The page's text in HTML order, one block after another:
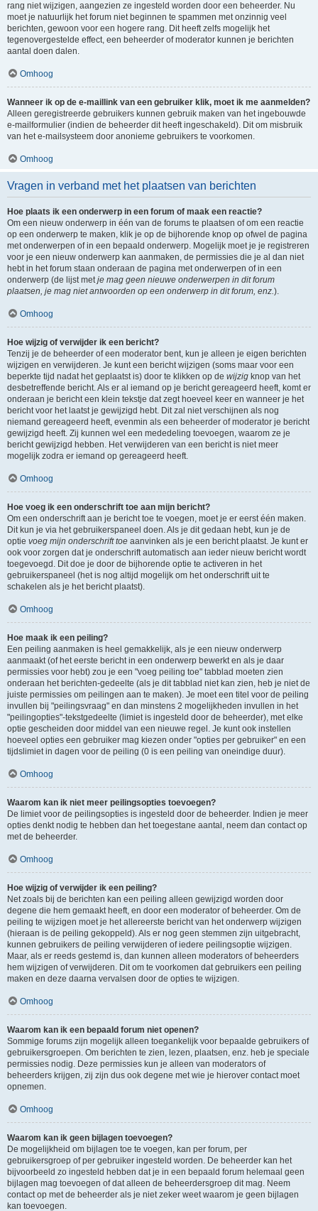
rang niet wijzigen, aangezien ze ingesteld worden door een beheerder. Nu
moet je natuurlijk het forum niet beginnen te spammen met onzinnig veel
berichten, gewoon voor een hogere rang. Dit heeft zelfs mogelijk het
tegenovergestelde effect, een beheerder of moderator kunnen je berichten
aantal doen dalen.
Omhoog
Wanneer ik op de e-maillink van een gebruiker klik, moet ik me aanmelden?
Alleen geregistreerde gebruikers kunnen gebruik maken van het ingebouwde
e-mailformulier (indien de beheerder dit heeft ingeschakeld). Dit om misbruik
van het e-mailsysteem door anonieme gebruikers te voorkomen.
Omhoog
Vragen in verband met het plaatsen van berichten
Hoe plaats ik een onderwerp in een forum of maak een reactie?
Om een nieuw onderwerp in één van de forums te plaatsen of om een reactie
op een onderwerp te maken, klik je op de bijhorende knop op ofwel de pagina
met onderwerpen of in een bepaald onderwerp. Mogelijk moet je je registreren
voor je een nieuw onderwerp kan aanmaken, de permissies die je al dan niet
hebt in het forum staan onderaan de pagina met onderwerpen of in een
onderwerp (de lijst metje mag geen nieuwe onderwerpen in dit forum
plaatsen, je mag niet antwoorden op een onderwerp in dit forum, enz.).
Omhoog
Hoe wijzig of verwijder ik een bericht?
Tenzij je de beheerder of een moderator bent, kun je alleen je eigen berichten
wijzigen en verwijderen. Je kunt een bericht wijzigen (soms maar voor een
beperkte tijd nadat het geplaatst is) door te klikken op de wijzig knop van het
desbetreffende bericht. Als er al iemand op je bericht gereageerd heeft, komt er
onderaan je bericht een klein tekstje dat zegt hoeveel keer en wanneer je het
bericht voor het laatst je gewijzigd hebt. Dit zal niet verschijnen als nog
niemand gereageerd heeft, evenmin als een beheerder of moderator je bericht
gewijzigd heeft. Zij kunnen wel een mededeling toevoegen, waarom ze je
bericht gewijzigd hebben. Het verwijderen van een bericht is niet meer
mogelijk zodra er iemand op gereageerd heeft.
Omhoog
Hoe voeg ik een onderschrift toe aan mijn bericht?
Om een onderschrift aan je bericht toe te voegen, moet je er eerst één maken.
Dit kun je via het gebruikerspaneel doen. Als je dit gedaan hebt, kun je de
optie voeg mijn onderschrift toe aanvinken als je een bericht plaatst. Je kunt er
ook voor zorgen dat je onderschrift automatisch aan ieder nieuw bericht wordt
toegevoegd. Dit doe je door de bijhorende optie te activeren in het
gebruikerspaneel (het is nog altijd mogelijk om het onderschrift uit te
schakelen als je het bericht plaatst).
Omhoog
Hoe maak ik een peiling?
Een peiling aanmaken is heel gemakkelijk, als je een nieuw onderwerp
aanmaakt (of het eerste bericht in een onderwerp bewerkt en als je daar
permissies voor hebt) zou je een "voeg peiling toe" tabblad moeten zien
onderaan het berichten-gedeelte (als je dit tabblad niet kan zien, heb je niet de
juiste permissies om peilingen aan te maken). Je moet een titel voor de peiling
invullen bij "peilingsvraag" en dan minstens 2 mogelijkheden invullen in het
"peilingopties"-tekstgedeelte (limiet is ingesteld door de beheerder), met elke
optie gescheiden door middel van een nieuwe regel. Je kunt ook instellen
hoeveel opties een gebruiker mag kiezen onder "opties per gebruiker" en een
tijdslimiet in dagen voor de peiling (0 is een peiling van oneindige duur).
Omhoog
Waarom kan ik niet meer peilingsopties toevoegen?
De limiet voor de peilingsopties is ingesteld door de beheerder. Indien je meer
opties denkt nodig te hebben dan het toegestane aantal, neem dan contact op
met de beheerder.
Omhoog
Hoe wijzig of verwijder ik een peiling?
Net zoals bij de berichten kan een peiling alleen gewijzigd worden door
degene die hem gemaakt heeft, en door een moderator of beheerder. Om de
peiling te wijzigen moet je het allereerste bericht van het onderwerp wijzigen
(hieraan is de peiling gekoppeld). Als er nog geen stemmen zijn uitgebracht,
kunnen gebruikers de peiling verwijderen of iedere peilingsoptie wijzigen.
Maar, als er reeds gestemd is, dan kunnen alleen moderators of beheerders
hem wijzigen of verwijderen. Dit om te voorkomen dat gebruikers een peiling
maken en deze daarna vervalsen door de opties te wijzigen.
Omhoog
Waarom kan ik een bepaald forum niet openen?
Sommige forums zijn mogelijk alleen toegankelijk voor bepaalde gebruikers of
gebruikersgroepen. Om berichten te zien, lezen, plaatsen, enz. heb je speciale
permissies nodig. Deze permissies kun je alleen van moderators of
beheerders krijgen, zij zijn dus ook degene met wie je hierover contact moet
opnemen.
Omhoog
Waarom kan ik geen bijlagen toevoegen?
De mogelijkheid om bijlagen toe te voegen, kan per forum, per
gebruikersgroep of per gebruiker ingesteld worden. De beheerder kan het
bijvoorbeeld zo ingesteld hebben dat je in een bepaald forum helemaal geen
bijlagen mag toevoegen of dat alleen de beheerdersgroep dit mag. Neem
contact op met de beheerder als je niet zeker weet waarom je geen bijlagen
kan toevoegen.